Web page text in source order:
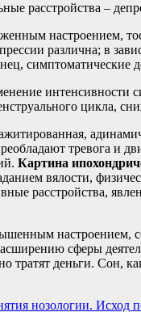
расстройства –
настроением,
различна; в
симптоматические
цикла,
тревога и
Картина
вялости,
расстройства,
сферы
деньги. Сон,
нозологии. Исход